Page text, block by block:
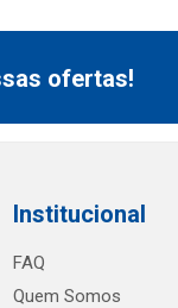
ofertas!
Institucional
FAQ
Quem Somos